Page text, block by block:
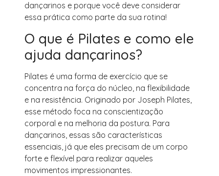
dançarinos e porque você deve considerar
essa prática como parte da sua rotina!
O que é Pilates e como ele
ajuda dançarinos?
Pilates é uma forma de exercício que se
concentra na força do núcleo, na flexibilidade
e na resistência. Originado por Joseph Pilates,
esse método foca na conscientização
corporal e na melhoria da postura. Para
dançarinos, essas são características
essenciais, já que eles precisam de um corpo
forte e flexível para realizar aqueles
movimentos impressionantes.